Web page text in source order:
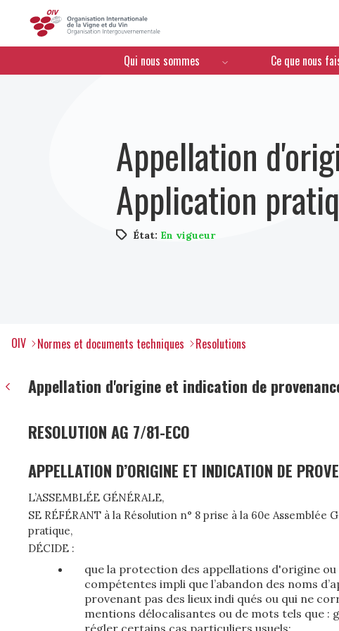
Menú de navegación
Qui nous sommes Ce que nous
Appellation
Application
État: En vigueur
OIV Normes et documents techniques Resolutions
Appellation d'origine et indication de
RESOLUTION AG 7/81-ECO
APPELLATION D’ORIGINE ET INDICATION DE
L’ASSEMBLÉE GÉNÉRALE,
SE RÉFÉRANT à la Résolution n° 8 prise à la 60e
pratique,
DÉCIDE :
que la protection des appellations d'origine
compétentes impli­ que l’abandon des noms
provenant pas des lieux indi qués ou qui ne
mentions délocalisantes ou de mots tels que
régler certains cas particuliers usuels;